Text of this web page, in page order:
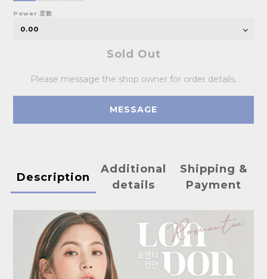
Power 度數
Sold Out
Please message the shop owner for order details.
MESSAGE
Description
Additional
details
Shipping &
Payment